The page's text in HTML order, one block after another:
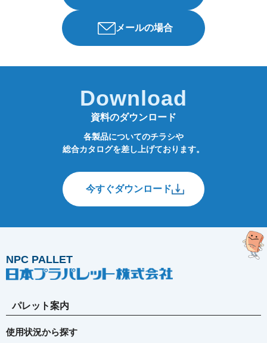
メールの場合
Download
資料のダウンロード
各製品についてのチラシや
総合カタログを差し上げております。
今すぐダウンロード
NPC PALLET
パレット案内
使用状況から探す